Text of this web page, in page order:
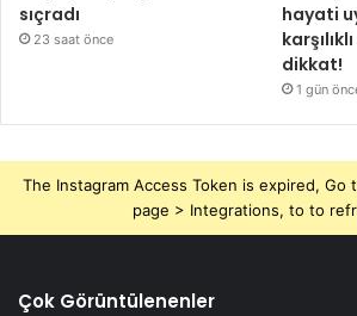
sıçradı
23 saat önce
hayati
dikkat!
1 gün
The Instagram Access Token is expired, Go
page > Integrations, to to
Çok Görüntülenenler